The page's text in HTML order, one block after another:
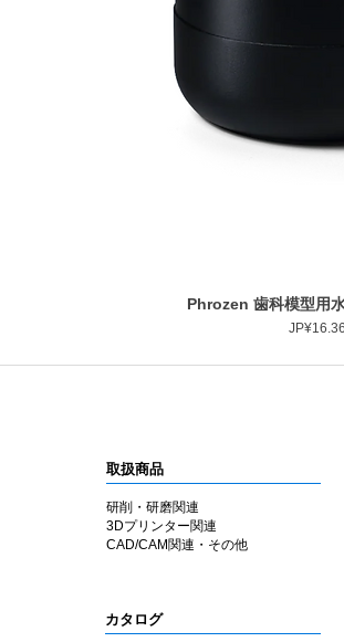
Tampilan
Phrozen 歯科模型用
Harga
取扱商品
研削・研磨関連
3Dプリンター関連
CAD/CAM関連・その他
カタログ